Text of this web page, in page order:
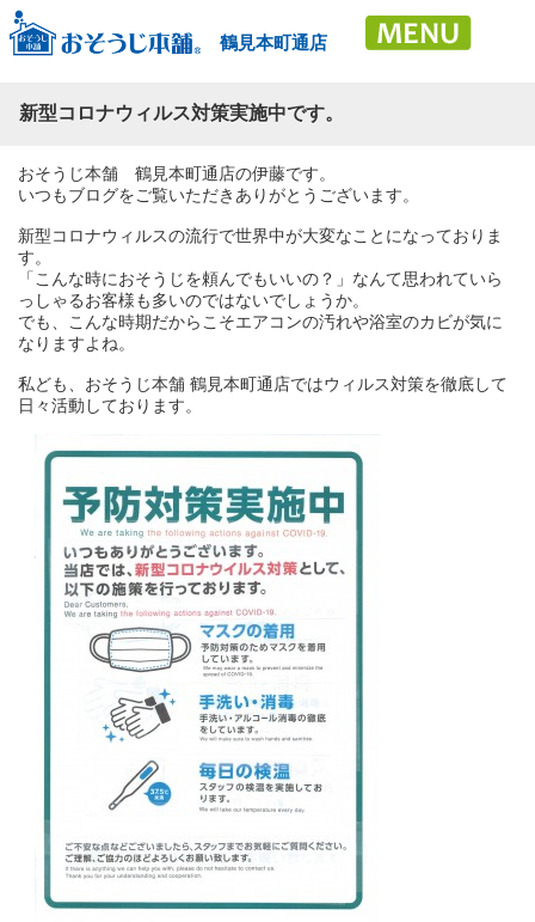
鶴見本町通店
新型コロナウィルス対策実施中です。
おそうじ本舗 鶴見本町通店の伊藤です。
いつもブログをご覧いただきありがとうございます。
新型コロナウィルスの流行で世界中が大変なことになっておりま
す。
「こんな時におそうじを頼んでもいいの？」なんて思われていら
っしゃるお客様も多いのではないでしょうか。
でも、こんな時期だからこそエアコンの汚れや浴室のカビが気に
なりますよね。
私ども、おそうじ本舗 鶴見本町通店ではウィルス対策を徹底して
日々活動しております。